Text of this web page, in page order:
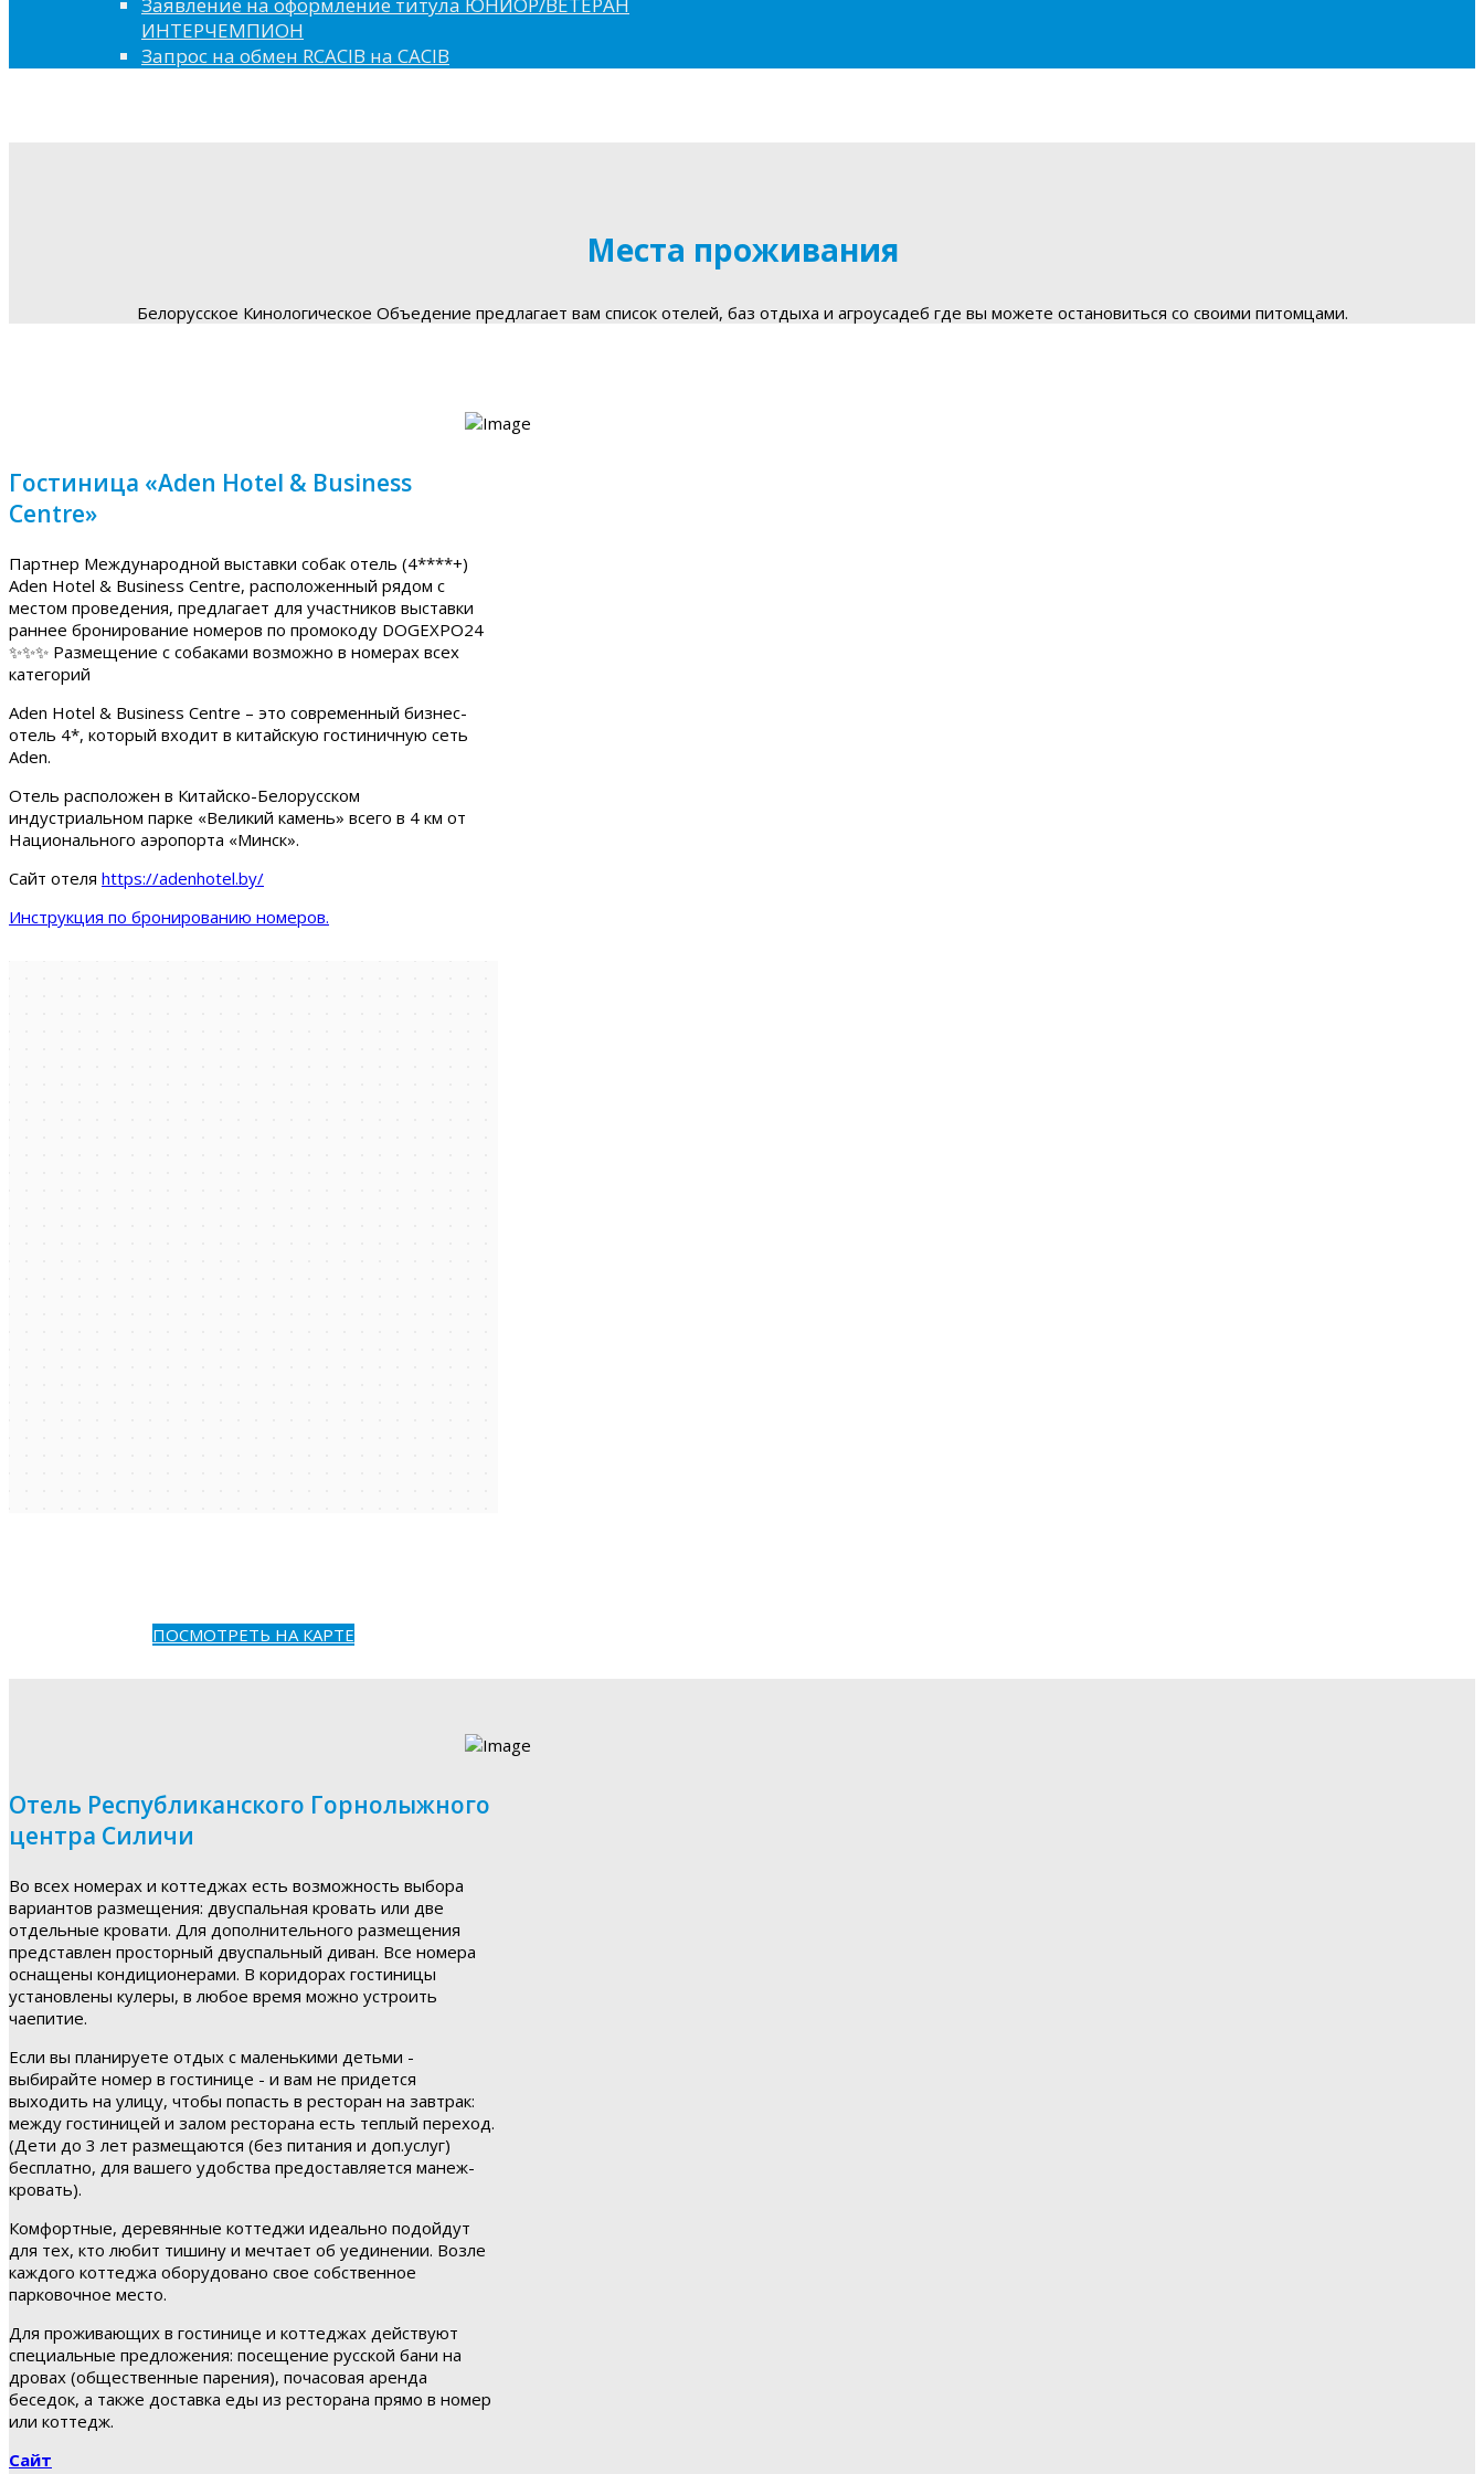
ИНТЕРЧЕМПИОН
Запрос на обмен RCACIB на CACIB
Места проживания
Белорусское Кинологическое Объедение предлагает вам список отелей, баз отдыха и агроусадеб где вы можете остановиться со своими питомцами.
Гостиница «Aden Hotel & Business
Centre»
Партнер Международной выставки собак отель (4****+)
Aden Hotel & Business Centre, расположенный рядом с
местом проведения, предлагает для участников выставки
раннее бронирование номеров по промокоду DOGEXPO24
✨✨✨ Размещение с собаками возможно в номерах всех
категорий
Aden Hotel & Business Centre – это современный бизнес-
отель 4*, который входит в китайскую гостиничную сеть
Aden.
Отель расположен в Китайско-Белорусском
индустриальном парке «Великий камень» всего в 4 км от
Национального аэропорта «Минск».
Сайт отеля https://adenhotel.by/
Инструкция по бронированию номеров.
ПОСМОТРЕТЬ НА КАРТЕ
Отель Республиканского Горнолыжного
центра Силичи
Во всех номерах и коттеджах есть возможность выбора
вариантов размещения: двуспальная кровать или две
отдельные кровати. Для дополнительного размещения
представлен просторный двуспальный диван. Все номера
оснащены кондиционерами. В коридорах гостиницы
установлены кулеры, в любое время можно устроить
чаепитие.
Если вы планируете отдых с маленькими детьми -
выбирайте номер в гостинице - и вам не придется
выходить на улицу, чтобы попасть в ресторан на завтрак:
между гостиницей и залом ресторана есть теплый переход.
(Дети до 3 лет размещаются (без питания и доп.услуг)
бесплатно, для вашего удобства предоставляется манеж-
кровать).
Комфортные, деревянные коттеджи идеально подойдут
для тех, кто любит тишину и мечтает об уединении. Возле
каждого коттеджа оборудовано свое собственное
парковочное место.
Для проживающих в гостинице и коттеджах действуют
специальные предложения: посещение русской бани на
дровах (общественные парения), почасовая аренда
беседок, а также доставка еды из ресторана прямо в номер
или коттедж.
Сайт